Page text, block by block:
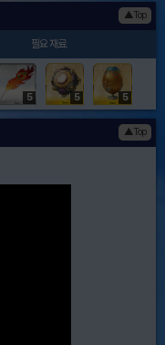
▲Top
필요 재료
5 5 5
▲Top